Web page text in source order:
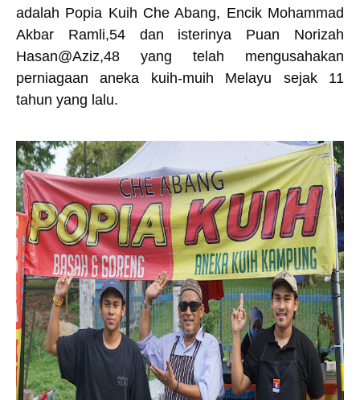
adalah Popia Kuih Che Abang, Encik Mohammad
Akbar Ramli,54 dan isterinya Puan Norizah
Hasan@Aziz,48 yang telah mengusahakan
perniagaan aneka kuih-muih Melayu sejak 11
tahun yang lalu.